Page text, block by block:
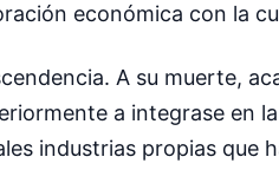
económica con la
A su muerte,
a integrase en
industrias propias que